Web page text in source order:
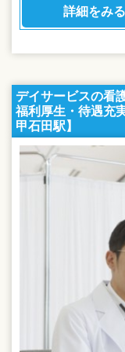
詳細をみる
デイサービスの看
福利厚生・待遇充
甲石田駅】